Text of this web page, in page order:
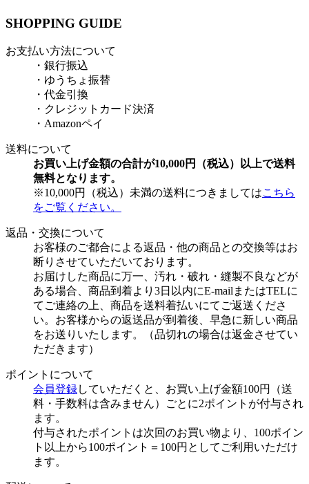
SHOPPING GUIDE
お支払い方法について
・銀行振込
・ゆうちょ振替
・代金引換
・クレジットカード決済
・Amazonペイ
送料について
お買い上げ金額の合計が10,000円（税込）以上で送料
無料となります。
※10,000円（税込）未満の送料につきましてはこちら
をご覧ください。
返品・交換について
お客様のご都合による返品・他の商品との交換等はお
断りさせていただいております。
お届けした商品に万一、汚れ・破れ・縫製不良などが
ある場合、商品到着より3日以内にE-mailまたはTELに
てご連絡の上、商品を送料着払いにてご返送くださ
い。お客様からの返送品が到着後、早急に新しい商品
をお送りいたします。（品切れの場合は返金させてい
ただきます）
ポイントについて
会員登録していただくと、お買い上げ金額100円（送
料・手数料は含みません）ごとに2ポイントが付与され
ます。
付与されたポイントは次回のお買い物より、100ポイン
ト以上から100ポイント＝100円としてご利用いただけ
ます。